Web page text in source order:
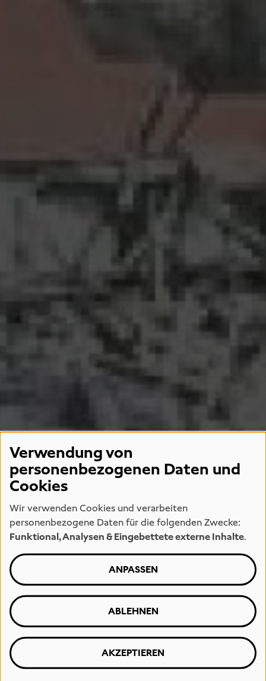
Verwendung von
personenbezogenen Daten und
Cookies
Wir verwenden Cookies und verarbeiten
personenbezogene Daten für die folgenden Zwecke:
Funktional, Analysen & Eingebettete externe Inhalte.
ANPASSEN
ABLEHNEN
AKZEPTIEREN